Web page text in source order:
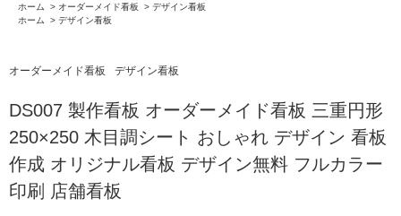
ホーム > オーダーメイド看板 > デザイン看板
ホーム
> デザイン看板
オーダーメイド看板 デザイン看板
DS007 製作看板 オーダーメイド看板 三重円形
250×250 木目調シート おしゃれ デザイン 看板
作成 オリジナル看板 デザイン無料 フルカラー
印刷 店舗看板